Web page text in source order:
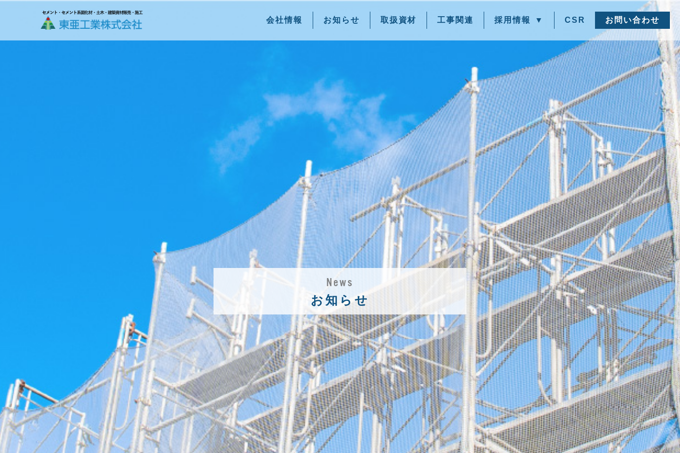
会社情報 お知らせ 取扱資材 工事関連 採用情報 CSR お問い合わせ
News
お知らせ